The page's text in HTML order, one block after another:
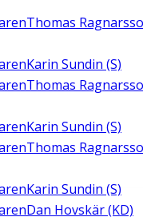
Thomas
Karin Sundin (S)
Thomas
Karin Sundin (S)
Thomas
Karin Sundin (S)
Dan Hovskär (KD)